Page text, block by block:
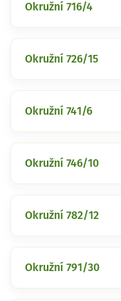
Okružní 716/4
Okružní 726/15
Okružní 741/6
Okružní 746/10
Okružní 782/12
Okružní 791/30